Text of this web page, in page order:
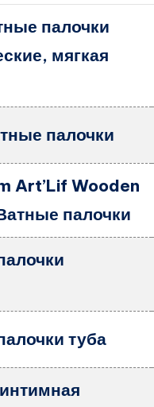
палочки
мягкая
палочки
Art’Lif Wooden
палочки
туба